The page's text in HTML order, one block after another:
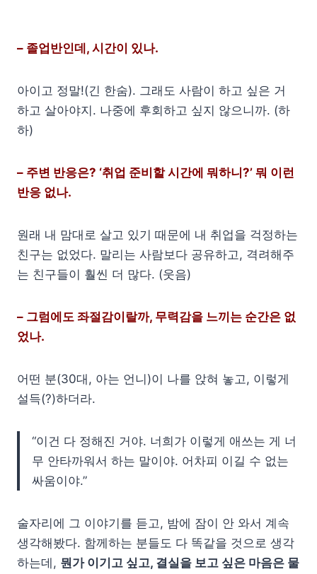
– 졸업반인데, 시간이 있나.
아이고 정말!(긴 한숨). 그래도 사람이 하고 싶은 거
하고 살아야지. 나중에 후회하고 싶지 않으니까. (하
하)
– 주변 반응은? ‘취업 준비할 시간에 뭐하니?’ 뭐 이런
반응 없나.
원래 내 맘대로 살고 있기 때문에 내 취업을 걱정하는
친구는 없었다. 말리는 사람보다 공유하고, 격려해주
는 친구들이 훨씬 더 많다. (웃음)
– 그럼에도 좌절감이랄까, 무력감을 느끼는 순간은 없
었나.
어떤 분(30대, 아는 언니)이 나를 앉혀 놓고, 이렇게
설득(?)하더라.
“이건 다 정해진 거야. 너희가 이렇게 애쓰는 게 너
무 안타까워서 하는 말이야. 어차피 이길 수 없는
싸움이야.”
술자리에 그 이야기를 듣고, 밤에 잠이 안 와서 계속
생각해봤다. 함께하는 분들도 다 똑같을 것으로 생각
하는데, 뭔가 이기고 싶고, 결실을 보고 싶은 마음은 물